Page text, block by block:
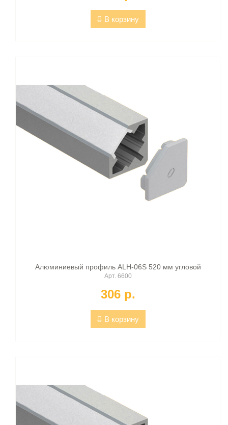
В корзину
Алюминиевый профиль ALH-06S 520 мм угловой
Арт. 6600
306 p.
В корзину